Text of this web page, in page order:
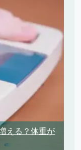
える？体重が